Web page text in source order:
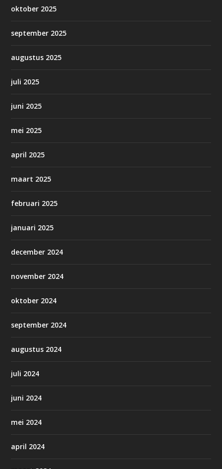
oktober 2025
september 2025
augustus 2025
juli 2025
juni 2025
mei 2025
april 2025
maart 2025
februari 2025
januari 2025
december 2024
november 2024
oktober 2024
september 2024
augustus 2024
juli 2024
juni 2024
mei 2024
april 2024